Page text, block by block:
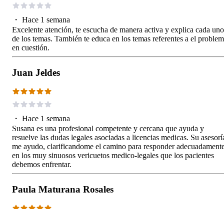
・ Hace 1 semana
Excelente atención, te escucha de manera activa y explica cada uno
de los temas. También te educa en los temas referentes a el
en cuestión.
Juan Jeldes
・ Hace 1 semana
Susana es una profesional competente y cercana que ayuda y
resuelve las dudas legales asociadas a licencias medicas. Su
me ayudo, clarificandome el camino para responder
en los muy sinuosos vericuetos medico-legales que los pacientes
debemos enfrentar.
Paula Maturana Rosales